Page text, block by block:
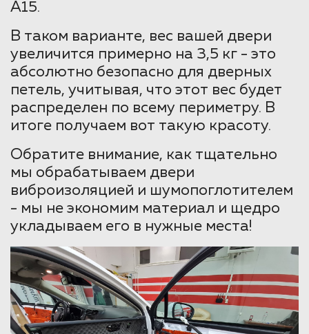
А15.
В таком варианте, вес вашей двери
увеличится примерно на 3,5 кг - это
абсолютно безопасно для дверных
петель, учитывая, что этот вес будет
распределен по всему периметру. В
итоге получаем вот такую красоту.
Обратите внимание, как тщательно
мы обрабатываем двери
виброизоляцией и шумопоглотителем
- мы не экономим материал и щедро
укладываем его в нужные места!